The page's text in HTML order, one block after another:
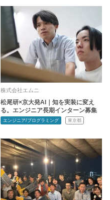
株式会社エムニ
松尾研×京大発AI｜知を実装に変え
る。エンジニア長期インターン募集
エンジニア/プログラミング 東京都